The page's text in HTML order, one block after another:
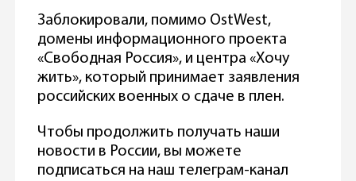
Заблокировали, помимо OstWest,
домены информационного проекта
«Свободная Россия», и центра «Хочу
жить», который принимает заявления
российских военных о сдаче в плен.
Чтобы продолжить получать наши
новости в России, вы можете
подписаться на наш телеграм-канал